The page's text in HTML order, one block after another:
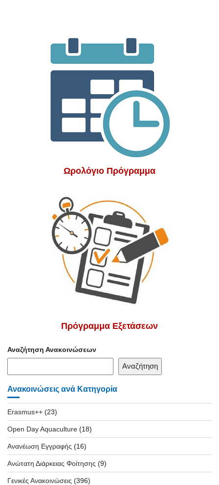
Ωρολόγιο Πρόγραμμα
Πρόγραμμα Εξετάσεων
Αναζήτηση Ανακοινώσεων
Αναζήτηση
Ανακοινώσεις ανά Κατηγορία
Erasmus++ (23)
Open Day Aquaculture (18)
Ανανέωση Εγγραφής (16)
Ανώτατη Διάρκειας Φοίτησης (9)
Γενικές Ανακοινώσεις (396)